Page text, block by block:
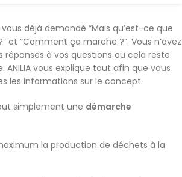
déjà demandé “Mais qu’est-ce que
et “Comment ça marche ?”. Vous n’avez
à vos questions ou cela reste
ANILIA vous explique tout afin que vous
les informations sur le concept.
simplement une démarche
la production de déchets à la